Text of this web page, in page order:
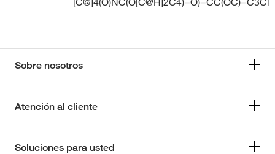
Sobre nosotros
Atención al cliente
Soluciones para usted